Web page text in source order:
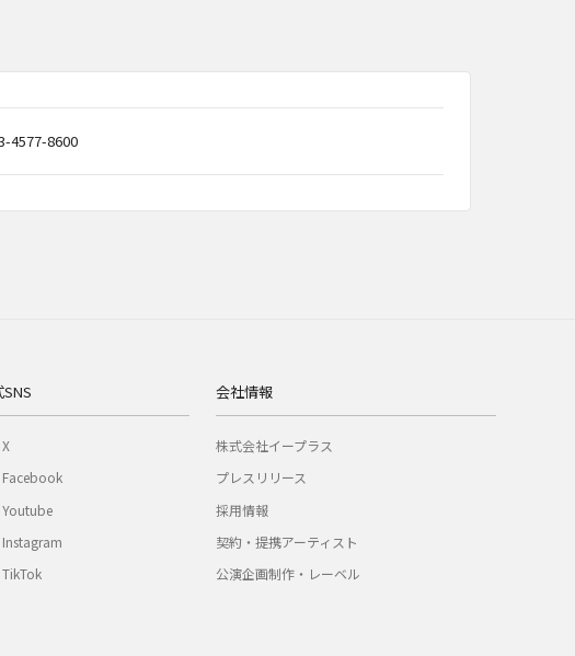
4577-8600
X
Facebook
Youtube
Instagram
TikTok
会社情報
株式会社イープラス
プレスリリース
採用情報
契約・提携アーティスト
公演企画制作・レーベル